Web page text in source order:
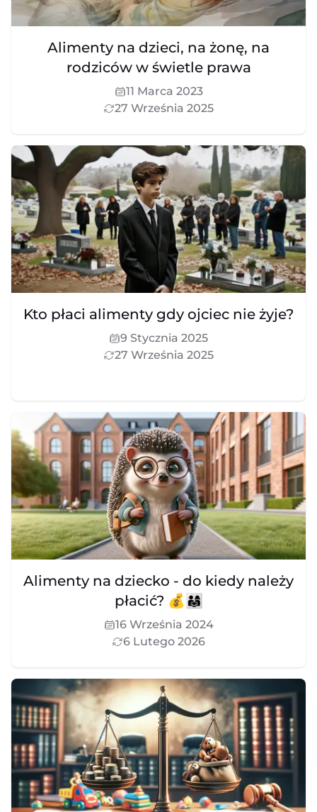
Alimenty na dzieci, na żonę, na
rodziców w świetle prawa
11 Marca 2023
27 Września 2025
Kto płaci alimenty gdy ojciec nie żyje?
9 Stycznia 2025
27 Września 2025
Alimenty na dziecko - do kiedy należy
płacić? 💰👨‍👩‍👧
16 Września 2024
6 Lutego 2026